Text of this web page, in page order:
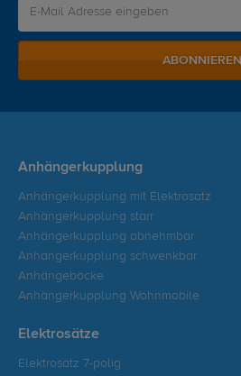
ABONNIEREN
Anhängerkupplung
Anhängerkupplung mit Elektrosatz
Anhängerkupplung starr
Anhängerkupplung abnehmbar
Anhängerkupplung schwenkbar
Anhängeböcke
Anhängerkupplung Wohnmobile
Elektrosätze
Elektrosatz 7-polig